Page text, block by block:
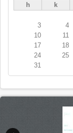
h k
3
4
10
11
17
18
24
25
31